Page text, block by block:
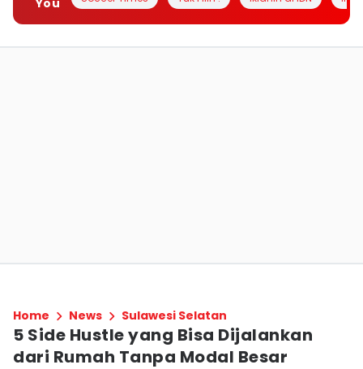
You
Home News Sulawesi Selatan
5 Side Hustle yang Bisa Dijalankan
dari Rumah Tanpa Modal Besar